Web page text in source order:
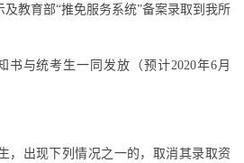
教育部“推免服务系统”备案录取到我所
书与统考生一同发放（预计2020年6月
，出现下列情况之一的，取消其录取资